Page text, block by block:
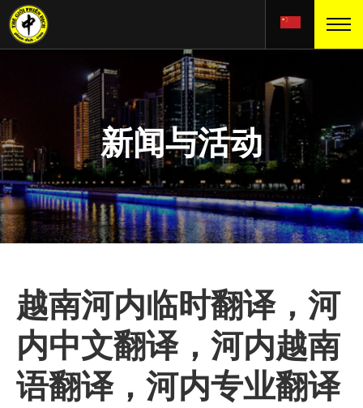
新闻与活动
越南河内临时翻译，河
内中文翻译，河内越南
语翻译，河内专业翻译